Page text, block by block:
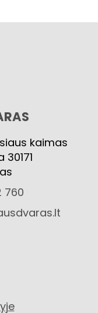
kaimas
760